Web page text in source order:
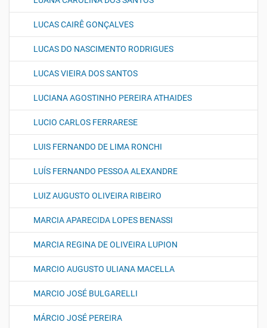
LUCAS CAIRÊ GONÇALVES
LUCAS DO NASCIMENTO RODRIGUES
LUCAS VIEIRA DOS SANTOS
LUCIANA AGOSTINHO PEREIRA ATHAIDES
LUCIO CARLOS FERRARESE
LUIS FERNANDO DE LIMA RONCHI
LUÍS FERNANDO PESSOA ALEXANDRE
LUIZ AUGUSTO OLIVEIRA RIBEIRO
MARCIA APARECIDA LOPES BENASSI
MARCIA REGINA DE OLIVEIRA LUPION
MARCIO AUGUSTO ULIANA MACELLA
MARCIO JOSÉ BULGARELLI
MÁRCIO JOSÉ PEREIRA